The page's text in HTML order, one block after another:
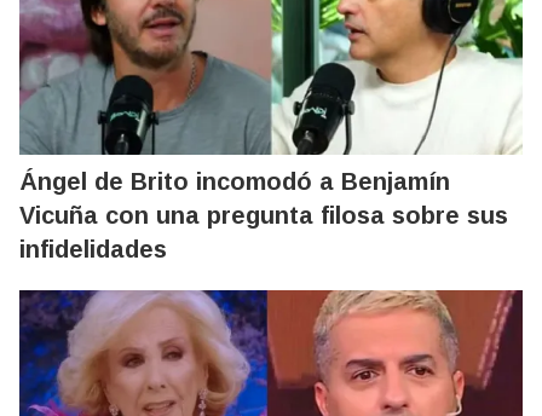
Ángel de Brito incomodó a Benjamín
Vicuña con una pregunta filosa sobre sus
infidelidades